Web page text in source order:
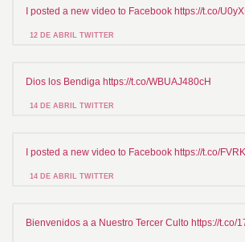
I posted a new video to Facebook https://t.co/
12 DE ABRIL TWITTER
Dios los Bendiga https://t.co/WBUAJ480cH
14 DE ABRIL TWITTER
I posted a new video to Facebook https://t.co/
14 DE ABRIL TWITTER
Bienvenidos a a Nuestro Tercer Culto https://t.co/